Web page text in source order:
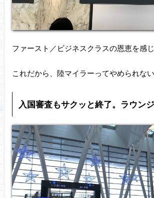
ファースト／ビジネスクラスの恩恵を感じ
これだから、陸マイラーってやめられない
入国審査もサクッと終了。ラウン